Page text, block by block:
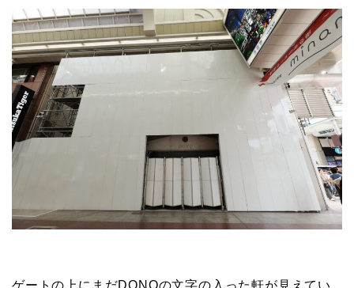
ゲートの上にまだDONQの文字の入った軒が見えてい